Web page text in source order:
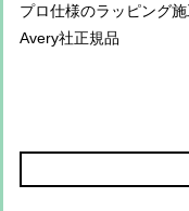
プロ仕様のラッピング
Avery社正規品